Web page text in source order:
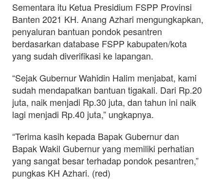
Sementara itu Ketua Presidium FSPP Provinsi
Banten 2021 KH. Anang Azhari mengungkapkan,
penyaluran bantuan pondok pesantren
berdasarkan database FSPP kabupaten/kota
yang sudah diverifikasi ke lapangan.
“Sejak Gubernur Wahidin Halim menjabat, kami
sudah mendapatkan bantuan tigakali. Dari Rp.20
juta, naik menjadi Rp.30 juta, dan tahun ini naik
lagi menjadi Rp.40 juta,” ungkapnya.
“Terima kasih kepada Bapak Gubernur dan
Bapak Wakil Gubernur yang memiliki perhatian
yang sangat besar terhadap pondok pesantren,”
pungkas KH Azhari. (red)